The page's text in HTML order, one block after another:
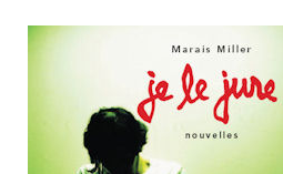
Spiritualité
Culture générale
Témoignages
Vie pratique